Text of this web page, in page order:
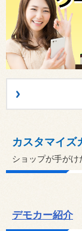
カスタマイズ
ショップが手がけ
デモカー紹介